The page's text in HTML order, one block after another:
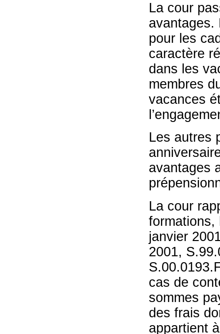
La cour
avantages.
pour les
caractère
dans les
membres
vacances
Les autres
avantages
La cour
formations,
janvier
2001,
cas de
sommes
des frais
appartient